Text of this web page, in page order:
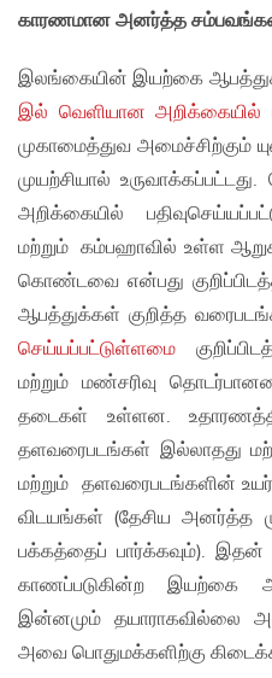
காரணமான அனர்த்த
இலங்கையின் இயற்கை
இல் வெளியான அறிக்கையில்
முகாமைத்துவ அமைச்சிற்கும்
முயற்சியால்
அறிக்கையில்
மற்றும் கம்பஹாவில் உள்ள
கொண்டவை என்பது
ஆபத்துக்கள் குறித்த
செய்யப்பட்டுள்ளமை
மற்றும் மண்சரிவு
தடைகள் உள்ளன.
தளவரைபடங்கள் இல்லாதது
மற்றும் தளவரைபடங்களின்
விடயங்கள் (தேசிய அனர்த்த
பக்கத்தைப் பார்க்கவும்).
காணப்படுகின்ற இயற்கை
இன்னமும் தயாராகவில்லை
அவை பொதுமக்களிற்கு